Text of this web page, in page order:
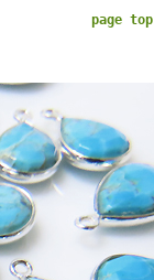
page top